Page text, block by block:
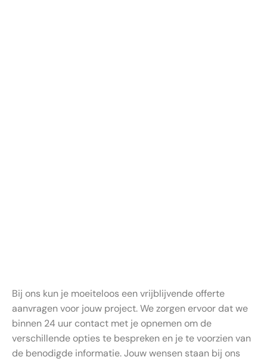
Bij ons kun je moeiteloos een vrijblijvende offerte
aanvragen voor jouw project. We zorgen ervoor dat we
binnen 24 uur contact met je opnemen om de
verschillende opties te bespreken en je te voorzien van
de benodigde informatie. Jouw wensen staan bij ons